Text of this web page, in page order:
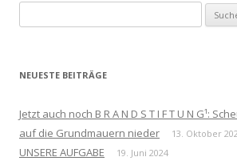
nach:
NEUESTE BEITRÄGE
Jetzt auch noch B R A N D S T I F T U N G¹:
auf die Grundmauern nieder
13. Oktober
UNSERE AUFGABE 19. Juni 2024